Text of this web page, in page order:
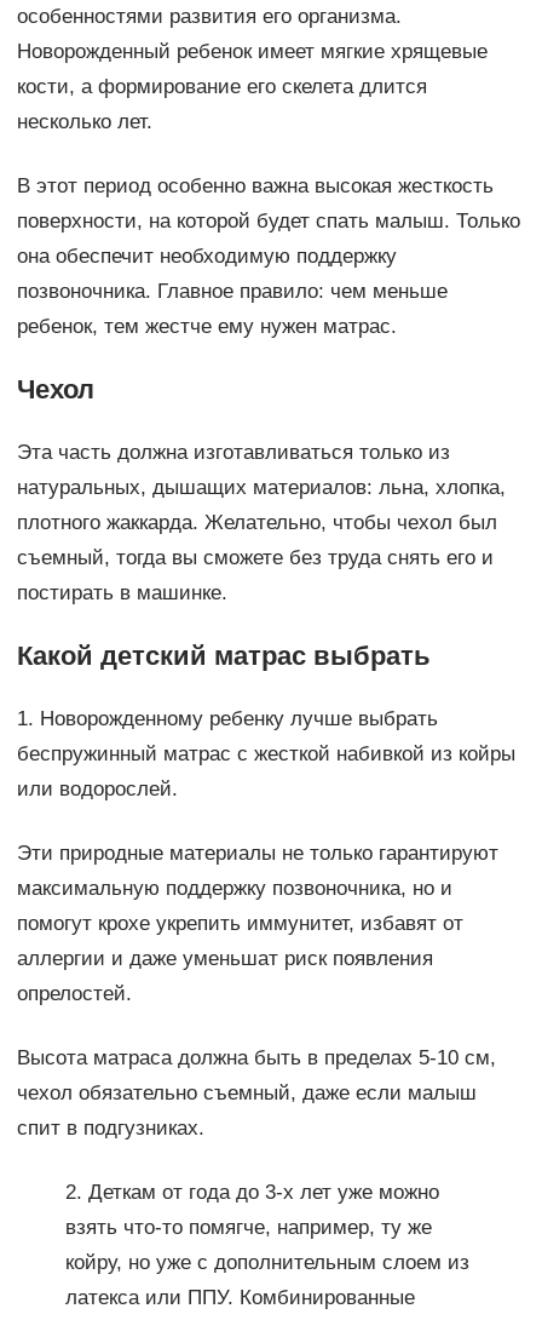
особенностями развития его организма.
Новорожденный ребенок имеет мягкие хрящевые
кости, а формирование его скелета длится
несколько лет.
В этот период особенно важна высокая жесткость
поверхности, на которой будет спать малыш. Только
она обеспечит необходимую поддержку
позвоночника. Главное правило: чем меньше
ребенок, тем жестче ему нужен матрас.
Чехол
Эта часть должна изготавливаться только из
натуральных, дышащих материалов: льна, хлопка,
плотного жаккарда. Желательно, чтобы чехол был
съемный, тогда вы сможете без труда снять его и
постирать в машинке.
Какой детский матрас выбрать
1. Новорожденному ребенку лучше выбрать
беспружинный матрас с жесткой набивкой из койры
или водорослей.
Эти природные материалы не только гарантируют
максимальную поддержку позвоночника, но и
помогут крохе укрепить иммунитет, избавят от
аллергии и даже уменьшат риск появления
опрелостей.
Высота матраса должна быть в пределах 5-10 см,
чехол обязательно съемный, даже если малыш
спит в подгузниках.
2. Деткам от года до 3-х лет уже можно
взять что-то помягче, например, ту же
койру, но уже с дополнительным слоем из
латекса или ППУ. Комбинированные